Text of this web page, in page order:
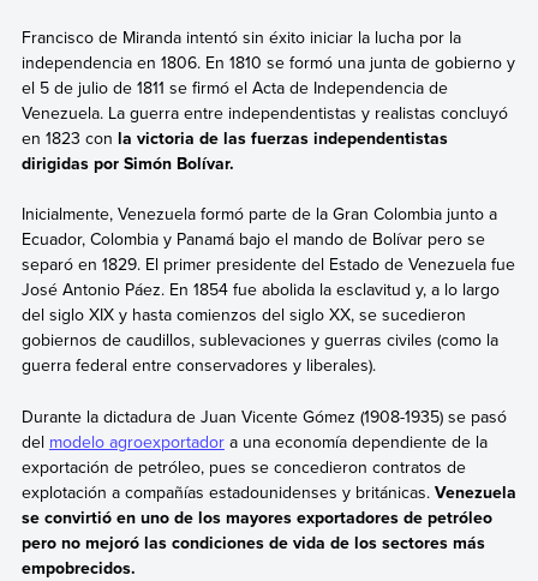
Francisco de Miranda intentó sin éxito iniciar la lucha por la
independencia en 1806. En 1810 se formó una junta de gobierno y
el 5 de julio de 1811 se firmó el Acta de Independencia de
Venezuela. La guerra entre independentistas y realistas concluyó
en 1823 con la victoria de las fuerzas independentistas
dirigidas por Simón Bolívar.
Inicialmente, Venezuela formó parte de la Gran Colombia junto a
Ecuador, Colombia y Panamá bajo el mando de Bolívar pero se
separó en 1829. El primer presidente del Estado de Venezuela fue
José Antonio Páez. En 1854 fue abolida la esclavitud y, a lo largo
del siglo XIX y hasta comienzos del siglo XX, se sucedieron
gobiernos de caudillos, sublevaciones y guerras civiles (como la
guerra federal entre conservadores y liberales).
Durante la dictadura de Juan Vicente Gómez (1908-1935) se pasó
del modelo agroexportadora una economía dependiente de la
exportación de petróleo, pues se concedieron contratos de
explotación a compañías estadounidenses y británicas. Venezuela
se convirtió en uno de los mayores exportadores de petróleo
pero no mejoró las condiciones de vida de los sectores más
empobrecidos.